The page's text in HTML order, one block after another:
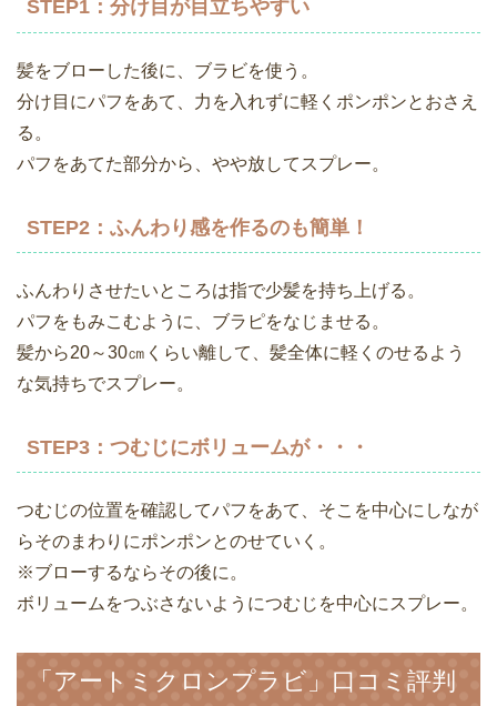
STEP1：分け目が目立ちやすい
髪をブローした後に、ブラビを使う。
分け目にパフをあて、力を入れずに軽くポンポンとおさえ
る。
パフをあてた部分から、やや放してスプレー。
STEP2：ふんわり感を作るのも簡単！
ふんわりさせたいところは指で少髪を持ち上げる。
パフをもみこむように、ブラピをなじませる。
髪から20～30㎝くらい離して、髪全体に軽くのせるよう
な気持ちでスプレー。
STEP3：つむじにボリュームが・・・
つむじの位置を確認してパフをあて、そこを中心にしなが
らそのまわりにポンポンとのせていく。
※ブローするならその後に。
ボリュームをつぶさないようにつむじを中心にスプレー。
「アートミクロンプラビ」口コミ評判